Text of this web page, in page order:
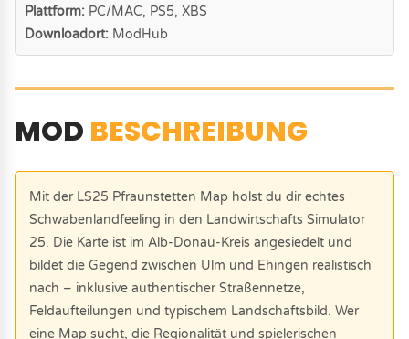
Plattform: PC/MAC, PS5, XBS
Downloadort: ModHub
MOD BESCHREIBUNG
Mit der LS25 Pfraunstetten Map holst du dir echtes
Schwabenlandfeeling in den Landwirtschafts Simulator
25. Die Karte ist im Alb-Donau-Kreis angesiedelt und
bildet die Gegend zwischen Ulm und Ehingen realistisch
nach – inklusive authentischer Straßennetze,
Feldaufteilungen und typischem Landschaftsbild. Wer
eine Map sucht, die Regionalität und spielerischen